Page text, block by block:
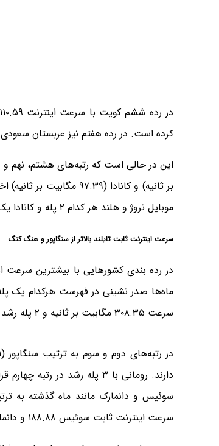
کرده است. در رده هفتم نیز عربستان سعودی با سرعت اینترنت ۱۰۹.۴۸
بر ثانیه) و کانادا
موبایل نروژ و هلند هر کدام ۲ پله و کانادا یک پله سقوط کرده‌اند.
سرعت اینترنت ثابت تایلند بالاتر از سنگاپور و هنگ کنگ
در رده بندی کشورهایی با بیشترین
ماه‌ها صدر نشینی در فهرست هرکدام یک پله
سرعت ۳۰۸.۳۵ مگابیت بر ثانیه و ۲ پله رشد در مقام اول قرار دارد.
سرعت اینترنت ثابت سوئیس ۱۸۸.۸۸ و دانمارک ۱۸۵.۳۶ مگابیت بر ثانیه بوده است.